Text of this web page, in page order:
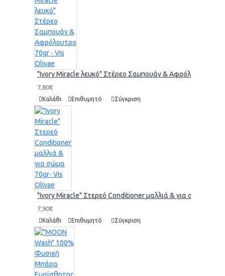
"Ivory Miracle λευκό" Στέρεο Σαμπουάν & Αφρόλουτρο
7,80€
Καλάθι Επιθυμητό Σύγκριση
"Ivory Miracle" Στερεό Conditioner μαλλιά & για σώμα
7,90€
Καλάθι Επιθυμητό Σύγκριση